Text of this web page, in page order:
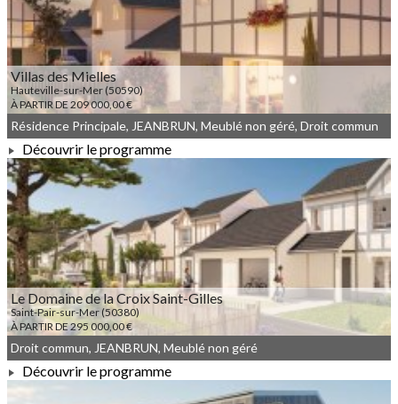
Villas des Mielles
Hauteville-sur-Mer (50590)
À PARTIR DE 209 000,00 €
À PARTIR DE 209 000,00 €
Résidence Principale, JEANBRUN, Meublé non géré, Droit commun
Découvrir le programme
Le Domaine de la Croix Saint-Gilles
Saint-Pair-sur-Mer (50380)
À PARTIR DE 295 000,00 €
Droit commun, JEANBRUN, Meublé non géré
Découvrir le programme